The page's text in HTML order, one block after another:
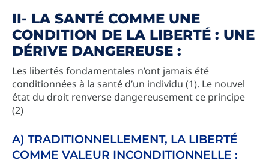
II- LA SANTÉ COMME UNE
CONDITION DE LA LIBERTÉ : UNE
DÉRIVE DANGEREUSE :
Les libertés fondamentales n’ont jamais été
conditionnées à la santé d’un individu (1). Le nouvel
état du droit renverse dangereusement ce principe
(2)
A) TRADITIONNELLEMENT, LA LIBERTÉ
COMME VALEUR INCONDITIONNELLE :